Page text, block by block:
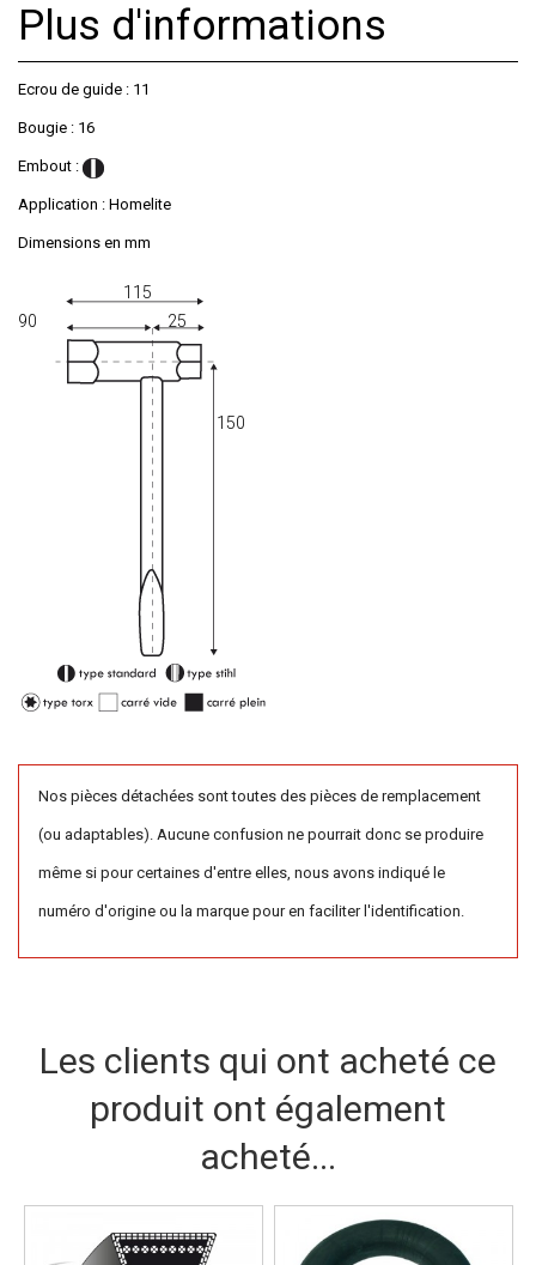
Plus d'informations
Ecrou de guide : 11
Bougie : 16
Embout :
Application : Homelite
Dimensions en mm
115
90
25
150
Nos pièces détachées sont toutes des pièces de remplacement
(ou adaptables). Aucune confusion ne pourrait donc se produire
même si pour certaines d'entre elles, nous avons indiqué le
numéro d'origine ou la marque pour en faciliter l'identification.
Les clients qui ont acheté ce
produit ont également
acheté...